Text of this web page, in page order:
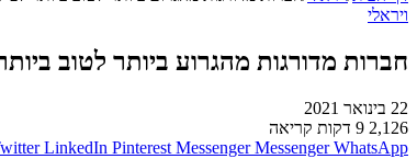
ויראלי
חברות מדורגות מהגרוע ביותר לטוב
22 בינואר 2021
2,126 9 דקות קריאה
LinkedIn Pinterest Messenger Messenger WhatsApp